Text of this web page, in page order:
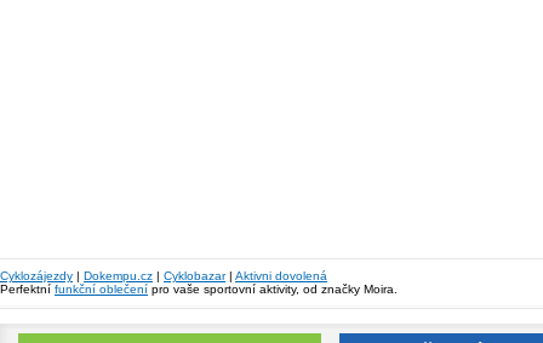
Cyklozájezdy | Dokempu.cz | Cyklobazar| Aktivni dovolená
Perfektní funkční oblečení pro vaše sportovní aktivity, od značky Moira.